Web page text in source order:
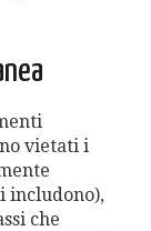
vietati i
includono),
che